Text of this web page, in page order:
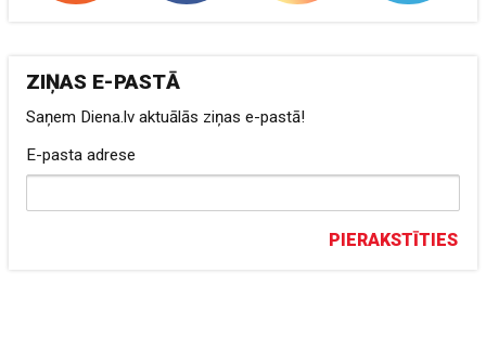
ZIŅAS E-PASTĀ
Saņem Diena.lv aktuālās ziņas e-pastā!
E-pasta adrese
PIERAKSTĪTIES